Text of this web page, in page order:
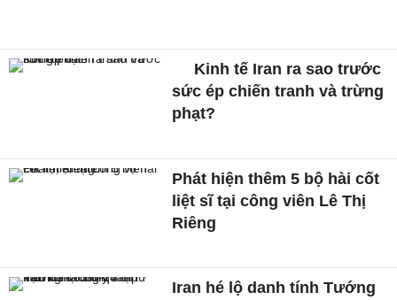
Kinh tế Iran ra sao trước
sức ép chiến tranh và trừng
phạt?
Phát hiện thêm 5 bộ hài cốt
liệt sĩ tại công viên Lê Thị
Riêng
Iran hé lộ danh tính Tướng